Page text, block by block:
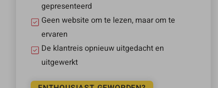
gepresenteerd
Geen website om te lezen, maar om te
ervaren
De klantreis opnieuw uitgedacht en
uitgewerkt